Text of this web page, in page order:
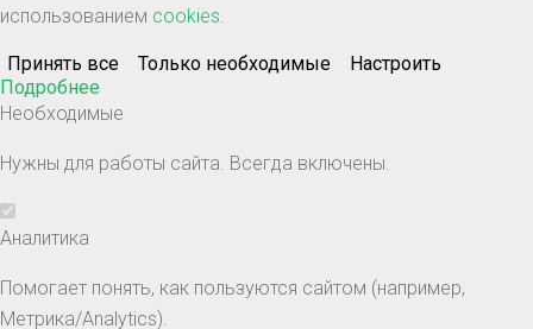
использованием cookies.
Принять все Только необходимые
Настроить
Подробнее
Необходимые
Нужны для работы сайта. Всегда включены.
Аналитика
Помогает понять, как пользуются сайтом (например,
Метрика/Analytics).